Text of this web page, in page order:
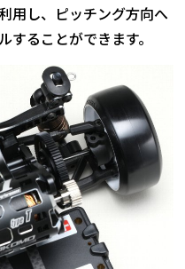
用し、ピッチング方向へ
ることができます。